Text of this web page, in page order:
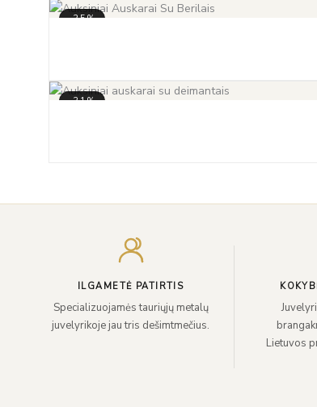
-35%
-31%
ILGAMETĖ PATIRTIS
Specializuojamės tauriųjų metalų
juvelyrikoje jau tris dešimtmečius.
Lietuvos